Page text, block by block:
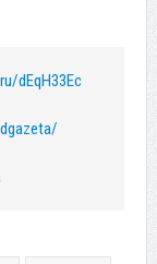
dEqH33Ec